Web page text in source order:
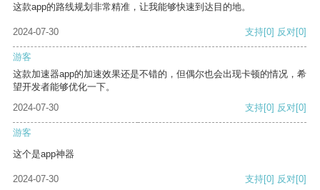
这款app的路线规划非常精准，让我能够快速到达目的地。
2024-07-30 支持[0] 反对[0]
游客
这款加速器app的加速效果还是不错的，但偶尔也会出现卡顿的情况，希
望开发者能够优化一下。
2024-07-30
支持[0] 反对[0]
游客
这个是app神器
2024-07-30 支持[0] 反对[0]